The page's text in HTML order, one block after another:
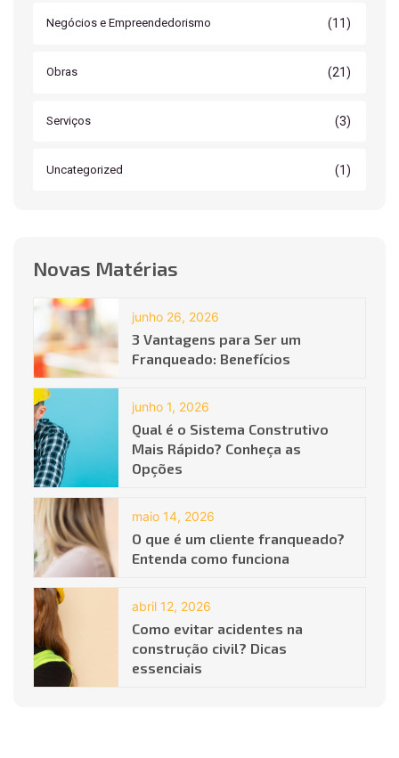
Negócios e Empreendedorismo (11)
Obras (21)
Serviços (3)
Uncategorized (1)
Novas Matérias
junho 26, 2026
3 Vantagens para Ser um
Franqueado: Benefícios
junho 1, 2026
Qual é o Sistema Construtivo
Mais Rápido? Conheça as
Opções
maio 14, 2026
O que é um cliente franqueado?
Entenda como funciona
abril 12, 2026
Como evitar acidentes na
construção civil? Dicas
essenciais